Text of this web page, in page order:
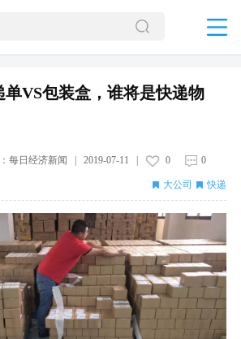
VS包装盒，谁将是快递物
每日经济新闻 2019-07-11 0 0
大公司 快递